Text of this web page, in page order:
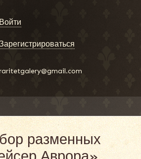
Войти
разменных